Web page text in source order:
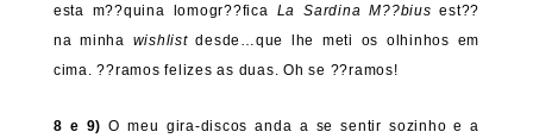
esta m??quina lomogr??fica La Sardina M??bius est??
na minha wishlistdesde…que lhe meti os olhinhos em
cima. ??ramos felizes as duas. Oh se ??ramos!
8 e 9) O meu gira-discos anda a se sentir sozinho e a